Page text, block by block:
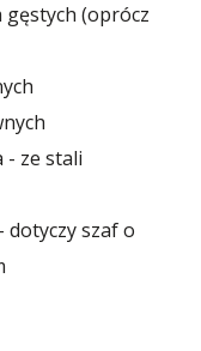
gęstych (oprócz
- ze stali
dotyczy szaf o